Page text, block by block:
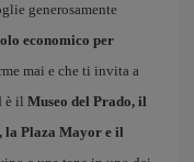
generosamente
economico per
mai e che ti invita a
è il Museo del Prado, il
la Plaza Mayor e il